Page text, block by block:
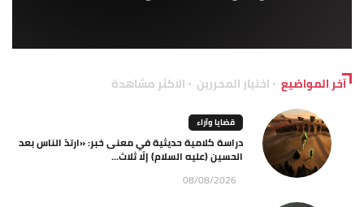
آخر المواضيع اختيار المحررين الاكثر مشاهدة
قضايا وآراء
دراسة كلامية حديثية في معنى خبر: «ارتدّ الناس بعد
الحسين (عليه السلام) إلّا ثلاث...
08/08/2026